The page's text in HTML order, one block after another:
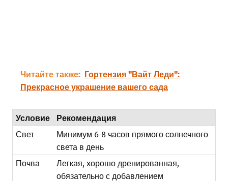
Читайте также: Гортензия "Вайт Леди":
Прекрасное украшение вашего сада
Условие Рекомендация
Свет
Минимум 6-8 часов прямого солнечного
света в день
Почва
Легкая, хорошо дренированная,
обязательно с добавлением